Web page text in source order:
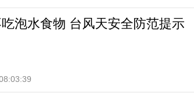
泡水食物 台风天安全防范提示